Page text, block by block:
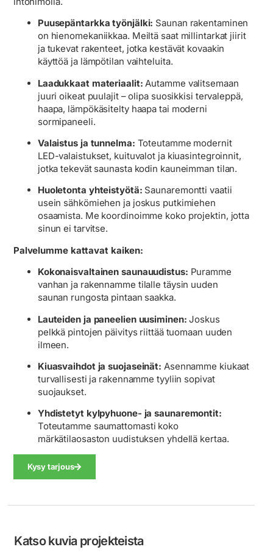
Puusepäntarkka työnjälki: Saunan rakentaminen
on hienomekaniikkaa. Meiltä saat millintarkat jiirit
ja tukevat rakenteet, jotka kestävät kovaakin
käyttöä ja lämpötilan vaihteluita.
Laadukkaat materiaalit: Autamme valitsemaan
juuri oikeat puulajit – olipa suosikkisi tervaleppä,
haapa, lämpökäsitelty haapa tai moderni
sormipaneeli.
Valaistus ja tunnelma: Toteutamme modernit
LED-valaistukset, kuituvalot ja kiuasintegroinnit,
jotka tekevät saunasta kodin kauneimman tilan.
Huoletonta yhteistyötä: Saunaremontti vaatii
usein sähkömiehen ja joskus putkimiehen
osaamista. Me koordinoimme koko projektin, jotta
sinun ei tarvitse.
Palvelumme kattavat kaiken:
Kokonaisvaltainen saunauudistus: Puramme
vanhan ja rakennamme tilalle täysin uuden
saunan rungosta pintaan saakka.
Lauteiden ja paneelien uusiminen: Joskus
pelkkä pintojen päivitys riittää tuomaan uuden
ilmeen.
Kiuasvaihdot ja suojaseinät: Asennamme kiukaat
turvallisesti ja rakennamme tyyliin sopivat
suojaukset.
Yhdistetyt kylpyhuone- ja saunaremontit:
Toteutamme saumattomasti koko
märkätilaosaston uudistuksen yhdellä kertaa.
Kysy tarjous
Katso kuvia projekteista